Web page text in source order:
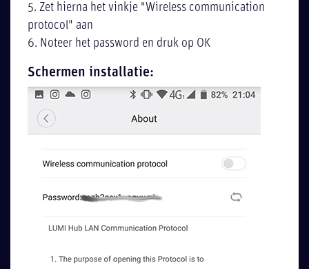
5. Zet hierna het vinkje "Wireless communication
protocol" aan
6. Noteer het password en druk op OK
Schermen installatie: